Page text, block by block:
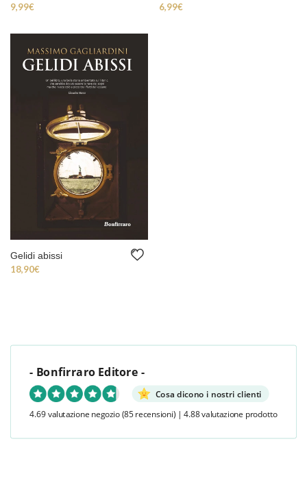
9,99€
6,99€
Gelidi abissi
18,90€
- Bonfirraro Editore -
Cosa dicono i nostri clienti
4.69 valutazione negozio (85 recensioni) | 4.88 valutazione prodotto